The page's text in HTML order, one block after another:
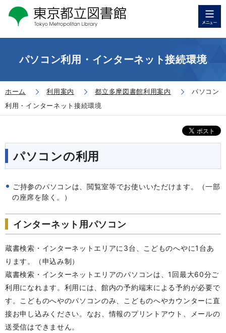
パソコン利用・インターネット接続環境
ホーム 利用案内 都立多摩図書館利用案内
パソコン
利用・インターネット接続環境
パソコンの利用
ご持参のパソコンは、閲覧室等でお使いいただけます。（一部
の座席を除く。）
インターネット用パソコン
蔵書検索・インターネットエリアに3台、こどものへやに1台あ
ります。（申込み制）
蔵書検索・インターネットエリアのパソコンは、1回最大60分ご
利用になれます。利用には、館内の予約端末による予約が必要で
す。こどものへやのパソコンのみ、こどものへやカウンターに直
接お申し込みください。なお、情報のプリントアウト、メールの
送受信はできません。